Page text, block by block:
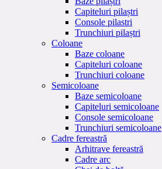
Capiteluri pilaștri
Console pilastri
Trunchiuri pilaștri
Coloane
Baze coloane
Capiteluri coloane
Trunchiuri coloane
Semicoloane
Baze semicoloane
Capiteluri semicoloane
Console semicoloane
Trunchiuri semicoloane
Cadre fereastră
Arhitrave fereastră
Cadre arc